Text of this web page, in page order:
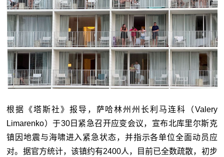
根据《塔斯社》报导，萨哈林州州长利马连科（Valery
Limarenko）于30日紧急召开应变会议，宣布北库里尔斯克
镇因地震与海啸进入紧急状态，并指示各单位全面动员应
对。据官方统计，该镇约有2400人，目前已全数疏散，初步